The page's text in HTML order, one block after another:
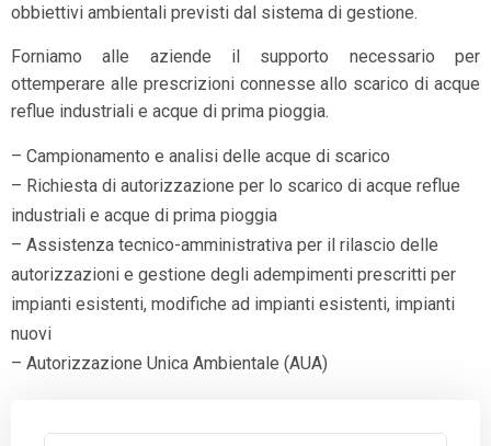
obbiettivi ambientali previsti dal sistema di gestione.
Forniamo alle aziende il supporto necessario per
ottemperare alle prescrizioni connesse allo scarico di acque
reflue industriali e acque di prima pioggia.
– Campionamento e analisi delle acque di scarico
– Richiesta di autorizzazione per lo scarico di acque reflue
industriali e acque di prima pioggia
– Assistenza tecnico-amministrativa per il rilascio delle
autorizzazioni e gestione degli adempimenti prescritti per
impianti esistenti, modifiche ad impianti esistenti, impianti
nuovi
– Autorizzazione Unica Ambientale (AUA)